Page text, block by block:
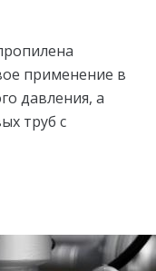
применение в
давления, а
труб с